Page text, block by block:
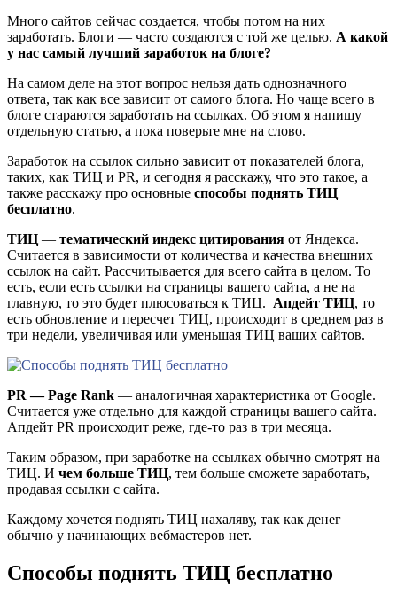
Много сайтов сейчас создается, чтобы потом на них
заработать. Блоги — часто создаются с той же целью. А какой
у нас самый лучший заработок на блоге?
На самом деле на этот вопрос нельзя дать однозначного
ответа, так как все зависит от самого блога. Но чаще всего в
блоге стараются заработать на ссылках. Об этом я напишу
отдельную статью, а пока поверьте мне на слово.
Заработок на ссылок сильно зависит от показателей блога,
таких, как ТИЦ и PR, и сегодня я расскажу, что это такое, а
также расскажу про основные способы поднять ТИЦ
бесплатно.
ТИЦ— тематический индекс цитирования от Яндекса.
Считается в зависимости от количества и качества внешних
ссылок на сайт. Рассчитывается для всего сайта в целом. То
есть, если есть ссылки на страницы вашего сайта, а не на
главную, то это будет плюсоваться к ТИЦ. Апдейт ТИЦ, то
есть обновление и пересчет ТИЦ, происходит в среднем раз в
три недели, увеличивая или уменьшая ТИЦ ваших сайтов.
PR — Page Rank — аналогичная характеристика от Google.
Считается уже отдельно для каждой страницы вашего сайта.
Апдейт PR происходит реже, где-то раз в три месяца.
Таким образом, при заработке на ссылках обычно смотрят на
ТИЦ. И чем больше ТИЦ, тем больше сможете заработать,
продавая ссылки с сайта.
Каждому хочется поднять ТИЦ нахаляву, так как денег
обычно у начинающих вебмастеров нет.
Способы поднять ТИЦ бесплатно